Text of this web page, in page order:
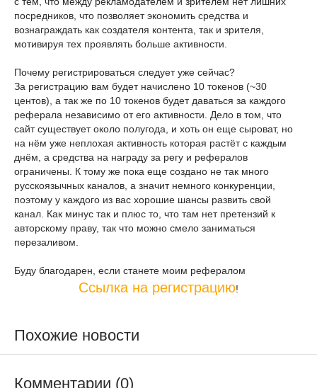
посредников, что позволяет экономить средства и
вознаграждать как создателя контента, так и зрителя,
мотивируя тех проявлять больше активности.
Почему регистрироваться следует уже сейчас?
За регистрацию вам будет начислено 10 токенов (~30
центов), а так же по 10 токенов будет даваться за каждого
реферала независимо от его активности. Дело в том, что
сайт существует около полугода, и хоть он еще сыроват, но
на нём уже неплохая активность которая растёт с каждым
днём, а средства на награду за регу и рефералов
ограничены. К тому же пока еще создано не так много
русскоязычных каналов, а значит немного конкуренции,
поэтому у каждого из вас хорошие шансы развить свой
канал. Как минус так и плюс то, что там нет претензий к
авторскому праву, так что можно смело заниматься
перезаливом.
Буду благодарен, если станете моим рефералом
Ссылка на регистрацию!
Похожие новости
Комментарии (0)